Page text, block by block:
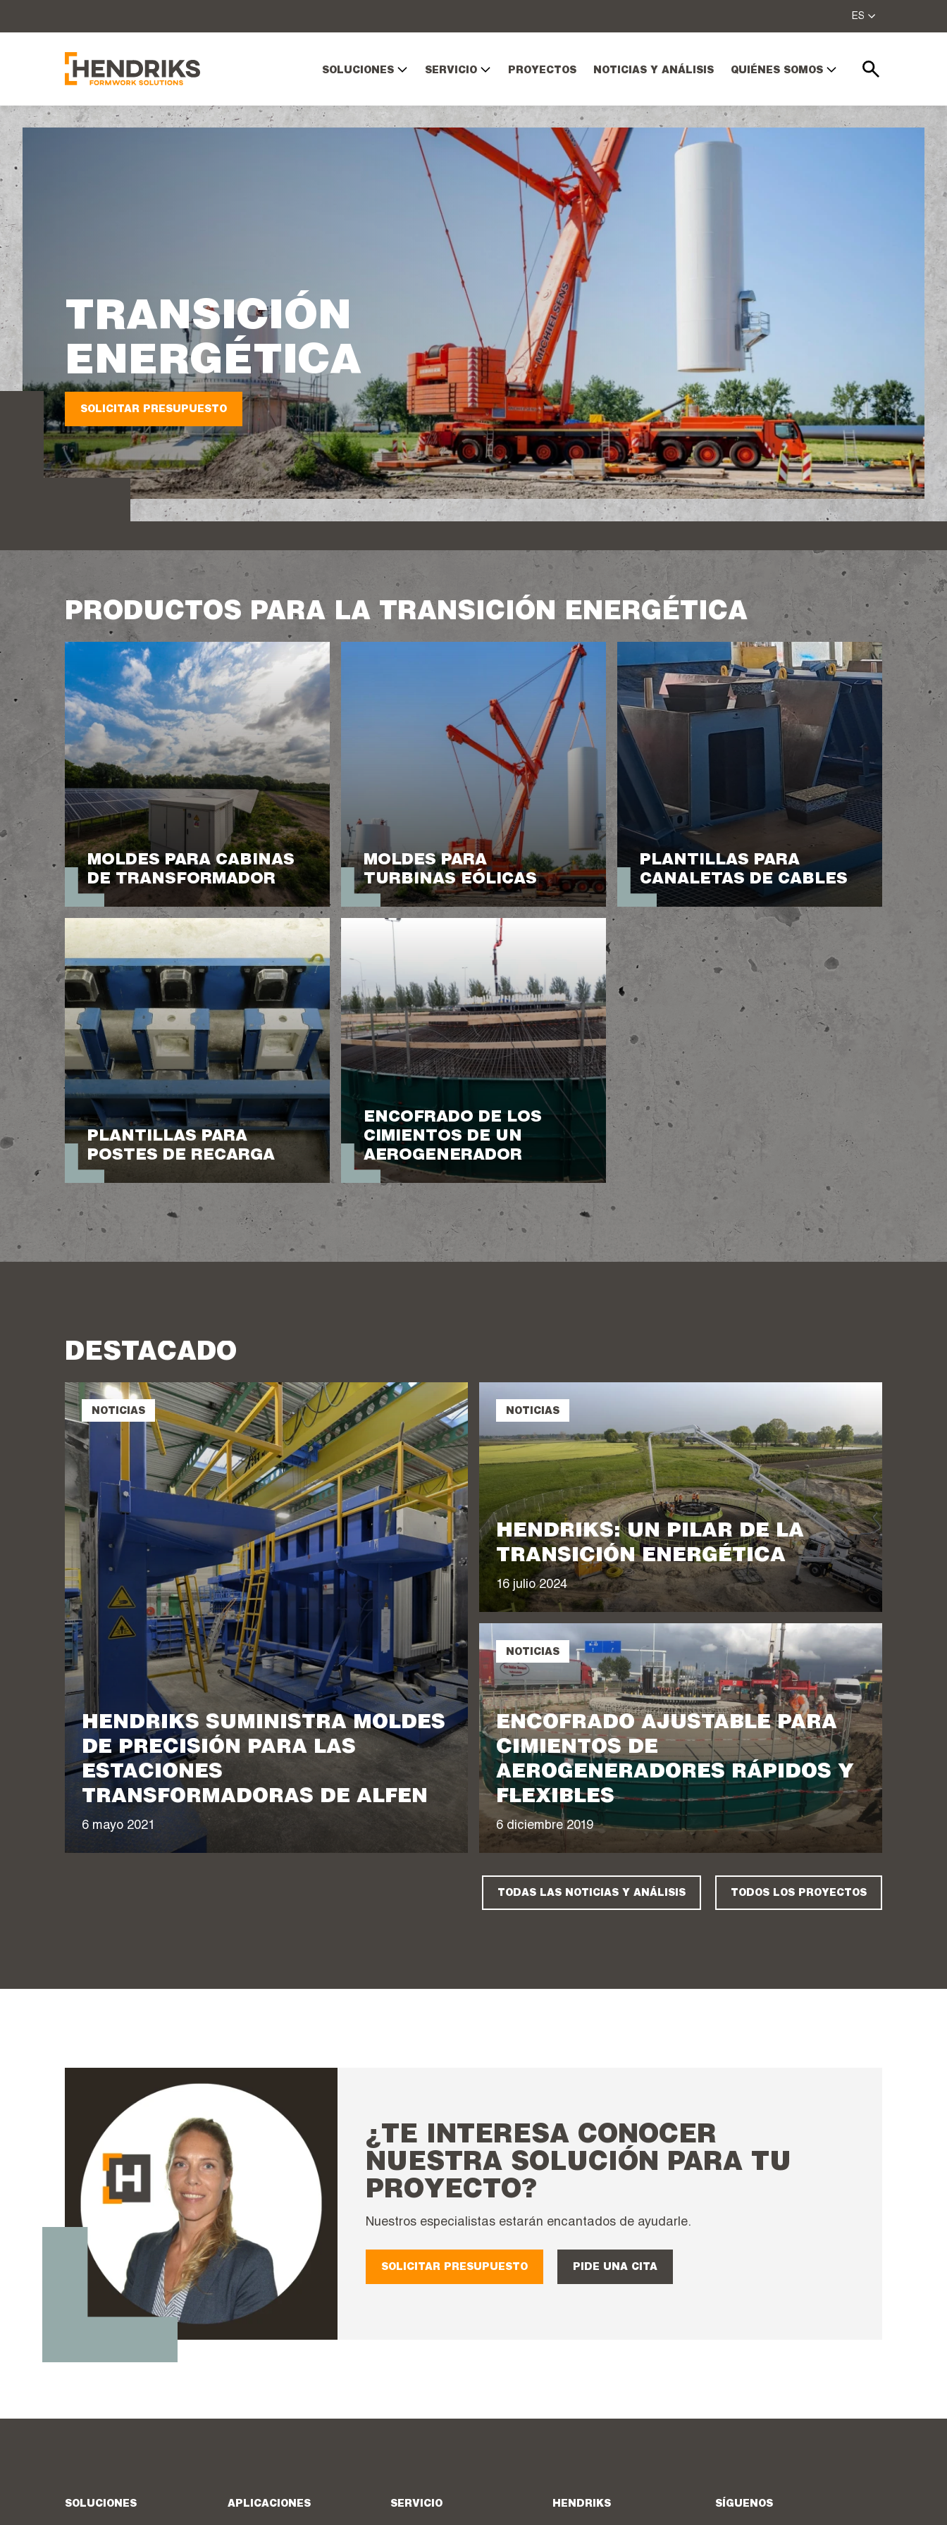
SOLUCIONES SERVICIO PROYECTOS NOTICIAS Y ANÁLISIS QUIÉNES SOMOS
ES
TRANSICIÓN
ENERGÉTICA
SOLICITAR PRESUPUESTO
PRODUCTOS PARA LA TRANSICIÓN ENERGÉTICA
MOLDES PARA CABINAS
DE TRANSFORMADOR
MOLDES PARA
TURBINAS EÓLICAS
PLANTILLAS PARA
CANALETAS DE CABLES
PLANTILLAS PARA
POSTES DE RECARGA
ENCOFRADO DE LOS
CIMIENTOS DE UN
AEROGENERADOR
DESTACADO
NOTICIAS
HENDRIKS SUMINISTRA MOLDES
DE PRECISIÓN PARA LAS
ESTACIONES
TRANSFORMADORAS DE ALFEN
6 mayo 2021
NOTICIAS
HENDRIKS: UN PILAR DE LA
TRANSICIÓN ENERGÉTICA
16 julio 2024
NOTICIAS
ENCOFRADO AJUSTABLE PARA
CIMIENTOS DE
AEROGENERADORES RÁPIDOS Y
FLEXIBLES
6 diciembre 2019
TODAS LAS NOTICIAS Y ANÁLISIS TODOS LOS PROYECTOS
¿TE INTERESA CONOCER
NUESTRA SOLUCIÓN PARA TU
PROYECTO?
Nuestros especialistas estarán encantados de ayudarle.
SOLICITAR PRESUPUESTO PIDE UNA CITA
SOLUCIONES APLICACIONES SERVICIO HENDRIKS SÍGUENOS